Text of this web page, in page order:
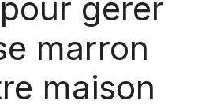
marron
maison